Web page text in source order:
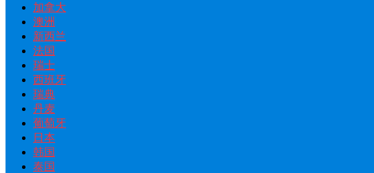
加拿大
澳洲
新西兰
法国
瑞士
西班牙
瑞典
丹麦
葡萄牙
日本
韩国
泰国